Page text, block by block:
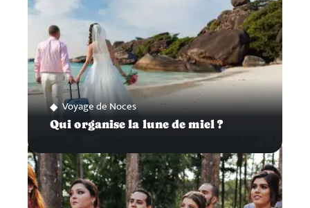
Voyage de Noces
Qui organise la lune de miel ?